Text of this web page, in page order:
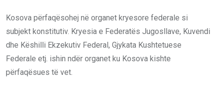
Kosova përfaqësohej në organet kryesore federale si
subjekt konstitutiv. Kryesia e Federatës Jugosllave, Kuvendi
dhe Këshilli Ekzekutiv Federal, Gjykata Kushtetuese
Federale etj. ishin ndër organet ku Kosova kishte
përfaqësues të vet.